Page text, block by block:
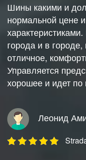
Шины какими и
нормальной цене
города и в
отличное,
Управляется
хорошее и идет по
Леонид